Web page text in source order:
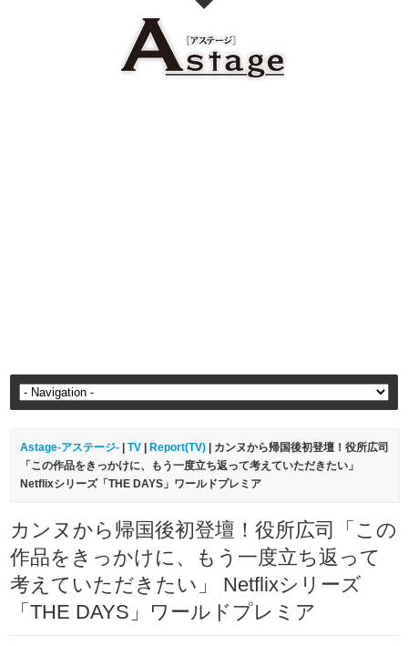
Astage-アステージ- |TV Report(TV) | カンヌから帰国後初登壇！役所広司
「この作品をきっかけに、もう一度立ち返って考えていただきたい」
Netflixシリーズ「THE DAYS」ワールドプレミア
カンヌから帰国後初登壇！役所広司「この
作品をきっかけに、もう一度立ち返って
考えていただきたい」 Netflixシリーズ
「THE DAYS」ワールドプレミア